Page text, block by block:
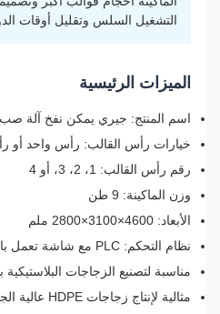
التشغيل السلس وتقليل أوقات الدورات.
الميزات الرئيسية
اسم المنتج: جيري يمكن نفخ آلة صب
خيارات رأس القالب: رأس واحد أو رأس
رقم رأس القالب: 1، 2، 3، أو 4
وزن الماكينة: 9 طن
الأبعاد: 4600×3100×2800 ملم
نظام التحكم: PLC مع شاشة تعمل باللمس لسهولة التشغيل
مناسبة لتصنيع الزجاجات البلاستيكية
مثالية لإنتاج زجاجات HDPE عالية الجودة